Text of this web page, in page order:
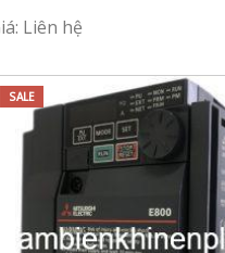
Liên hệ
SALE